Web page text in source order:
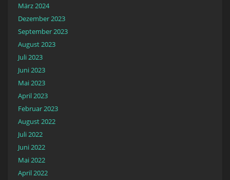
März 2024
Dezember 2023
September 2023
August 2023
Juli 2023
Juni 2023
Mai 2023
April 2023
Februar 2023
August 2022
Juli 2022
Juni 2022
Mai 2022
April 2022